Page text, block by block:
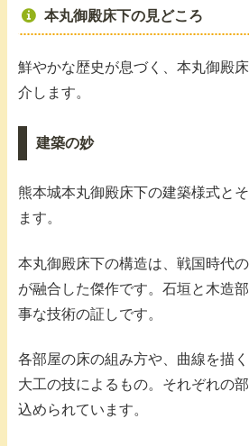
本丸御殿床下の見どころ
鮮やかな歴史が息づく、本丸御殿
介します。
建築の妙
熊本城本丸御殿床下の建築様式と
ます。
本丸御殿床下の構造は、戦国時代
が融合した傑作です。石垣と木造
事な技術の証しです。
各部屋の床の組み方や、曲線を描
大工の技によるもの。それぞれの
込められています。